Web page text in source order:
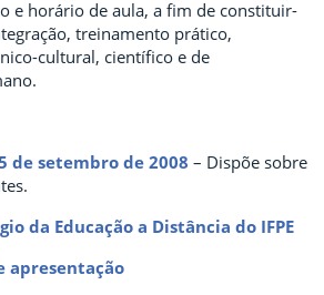
e horário de aula, a fim de constituir-
treinamento prático,
cultural, científico e de
de setembro de 2008 – Dispõe sobre
da Educação a Distância do IFPE
apresentação